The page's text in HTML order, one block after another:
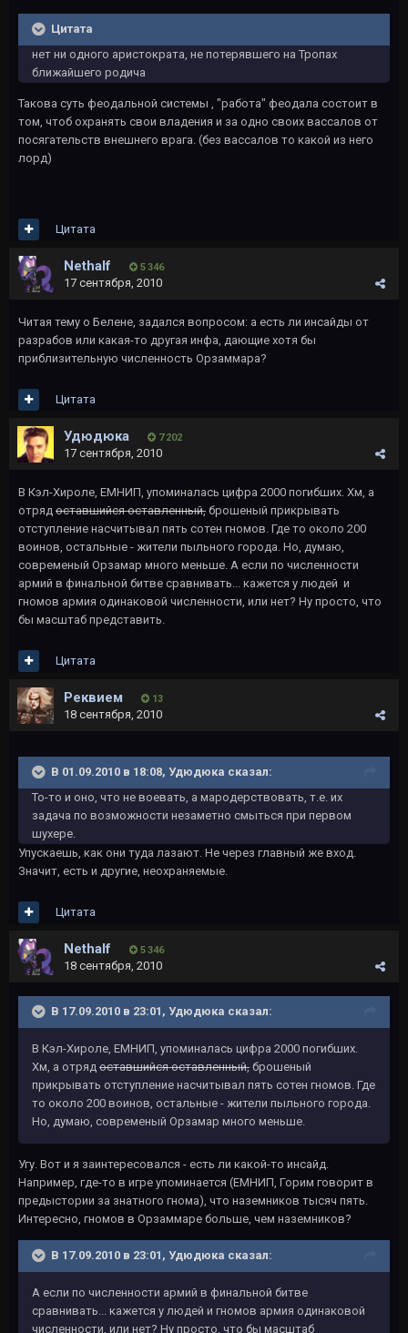
Цитата
нет ни одного аристократа, не потерявшего на Тропах
ближайшего родича
Такова суть феодальной системы , "работа" феодала состоит в
том, чтоб охранять свои владения и за одно своих вассалов от
посягательств внешнего врага. (без вассалов то какой из него
лорд)
Цитата
Nethalf 5 346
17 сентября, 2010
Читая тему о Белене, задался вопросом: а есть ли инсайды от
разрабов или какая-то другая инфа, дающие хотя бы
приблизительную численность Орзаммара?
Цитата
Удюдюка 7 202
17 сентября, 2010
В Кэл-Хироле, ЕМНИП, упоминалась цифра 2000 погибших. Хм, а
отряд оставшийся оставленный, брошеный прикрывать
отступление насчитывал пять сотен гномов. Где то около 200
воинов, остальные - жители пыльного города. Но, думаю,
современый Орзамар много меньше. А если по численности
армий в финальной битве сравнивать... кажется у людей и
гномов армия одинаковой численности, или нет? Ну просто, что
бы масштаб представить.
Цитата
Реквием 13
18 сентября, 2010
В 01.09.2010 в 18:08, Удюдюка сказал:
То-то и оно, что не воевать, а мародерствовать, т.е. их
задача по возможности незаметно смыться при первом
шухере.
Упускаешь, как они туда лазают. Не через главный же вход.
Значит, есть и другие, неохраняемые.
Цитата
Nethalf 5 346
18 сентября, 2010
В 17.09.2010 в 23:01, Удюдюка сказал:
В Кэл-Хироле, ЕМНИП, упоминалась цифра 2000 погибших.
Хм, а отряд оставшийся оставленный, брошеный
прикрывать отступление насчитывал пять сотен гномов. Где
то около 200 воинов, остальные - жители пыльного города.
Но, думаю, современый Орзамар много меньше.
Угу. Вот и я заинтересовался - есть ли какой-то инсайд.
Например, где-то в игре упоминается (ЕМНИП, Горим говорит в
предыстории за знатного гнома), что наземников тысяч пять.
Интересно, гномов в Орзаммаре больше, чем наземников?
В 17.09.2010 в 23:01, Удюдюка сказал:
А если по численности армий в финальной битве
сравнивать... кажется у людей и гномов армия одинаковой
численности, или нет? Ну просто, что бы масштаб